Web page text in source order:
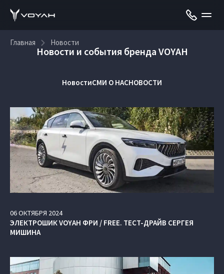
Главная Новости
Новости и события бренда VOYAH
НовостиСМИ О НАСНОВОСТИ
06ОКТЯБРЯ 2024
ЭЛЕКТРОШИК VOYAH ФРИ / FREE. ТЕСТ-ДРАЙВ СЕРГЕЯ
МИШИНА